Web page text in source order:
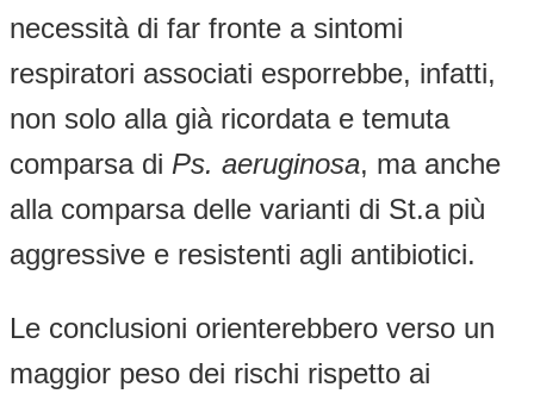
necessità di far fronte a sintomi
respiratori associati esporrebbe, infatti,
non solo alla già ricordata e temuta
comparsa di Ps. aeruginosa, ma anche
alla comparsa delle varianti di St.a più
aggressive e resistenti agli antibiotici.
Le conclusioni orienterebbero verso un
maggior peso dei rischi rispetto ai